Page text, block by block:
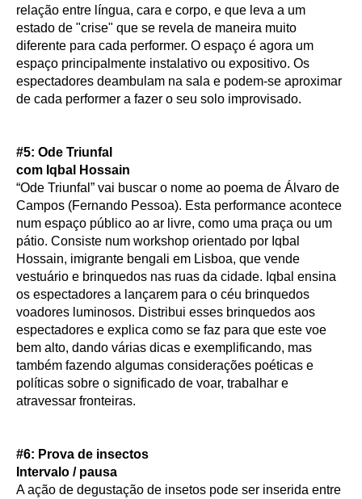
relação entre língua, cara e corpo, e que leva a um
estado de "crise" que se revela de maneira muito
diferente para cada performer. O espaço é agora um
espaço principalmente instalativo ou expositivo. Os
espectadores deambulam na sala e podem-se aproximar
de cada performer a fazer o seu solo improvisado.
#5: Ode Triunfal
com Iqbal Hossain
“Ode Triunfal” vai buscar o nome ao poema de Álvaro de
Campos (Fernando Pessoa). Esta performance acontece
num espaço público ao ar livre, como uma praça ou um
pátio. Consiste num workshop orientado por Iqbal
Hossain, imigrante bengali em Lisboa, que vende
vestuário e brinquedos nas ruas da cidade. Iqbal ensina
os espectadores a lançarem para o céu brinquedos
voadores luminosos. Distribui esses brinquedos aos
espectadores e explica como se faz para que este voe
bem alto, dando várias dicas e exemplificando, mas
também fazendo algumas considerações poéticas e
políticas sobre o significado de voar, trabalhar e
atravessar fronteiras.
#6: Prova de insectos
Intervalo / pausa
A ação de degustação de insetos pode ser inserida entre